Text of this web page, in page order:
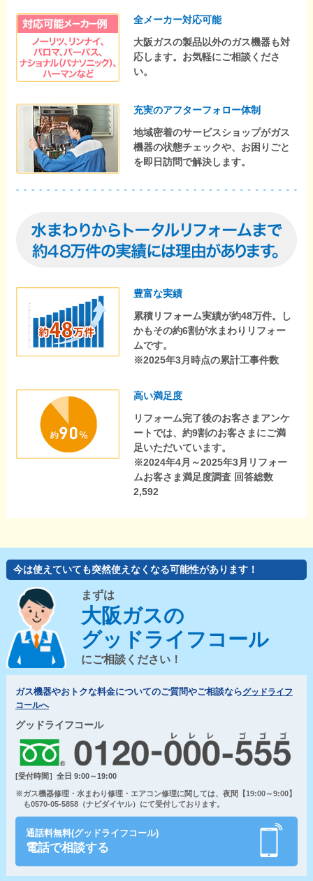
全メーカー対応可能
大阪ガスの製品以外のガス機器も対
応します。お気軽にご相談くださ
い。
充実のアフターフォロー体制
地域密着のサービスショップがガス
機器の状態チェックや、お困りごと
を即日訪問で解決します。
豊富な実績
累積リフォーム実績が約48万件。し
かもその約6割が水まわりリフォー
ムです。
※2025年3月時点の累計工事件数
高い満足度
リフォーム完了後のお客さまアンケ
ートでは、約9割のお客さまにご満
足いただいています。
※2024年4月～2025年3月リフォー
ムお客さま満足度調査 回答総数
2,592
今は使えていても突然使えなくなる可能性があります！
まずは
大阪ガスの
グッドライフコール
にご相談ください！
ガス機器やおトクな料金についてのご質問やご相談ならグッドライフ
コールへ
グッドライフコール
[受付時間］全日 9:00～19:00
※ガス機器修理・水まわり修理・エアコン修理に関しては、夜間【19:00～9:00】
も0570-05-5858（ナビダイヤル）にて受付しております。
通話料無料(グッドライフコール)
電話で相談する